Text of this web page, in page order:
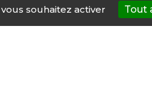
de notre vie. Si vous
souhaitez activer Tout